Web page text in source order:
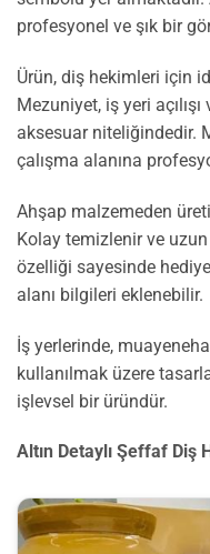
profesyonel ve şık bir
Ürün, diş hekimleri için
Mezuniyet, iş yeri
aksesuar niteliğindedir.
çalışma alanına
Ahşap malzemeden
Kolay temizlenir ve
özelliği sayesinde
alanı bilgileri eklenebilir.
İş yerlerinde,
kullanılmak üzere
işlevsel bir üründür.
Altın Detaylı Şeffaf